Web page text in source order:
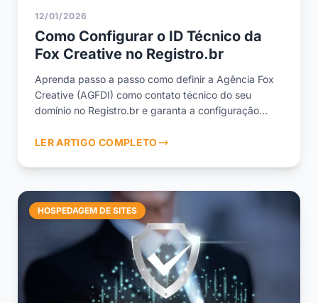
12/01/2026
Como Configurar o ID Técnico da
Fox Creative no Registro.br
Aprenda passo a passo como definir a Agência Fox
Creative (AGFDI) como contato técnico do seu
domínio no Registro.br e garanta a configuração
LER ARTIGO COMPLETO
HOSPEDAGEM DE SITES